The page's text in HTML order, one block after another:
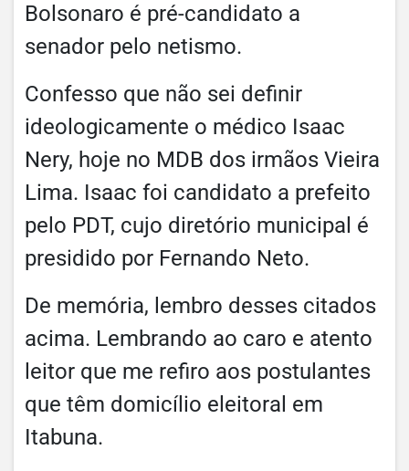
Bolsonaro é pré-candidato a
senador pelo netismo.
Confesso que não sei definir
ideologicamente o médico Isaac
Nery, hoje no MDB dos irmãos Vieira
Lima. Isaac foi candidato a prefeito
pelo PDT, cujo diretório municipal é
presidido por Fernando Neto.
De memória, lembro desses citados
acima. Lembrando ao caro e atento
leitor que me refiro aos postulantes
que têm domicílio eleitoral em
Itabuna.